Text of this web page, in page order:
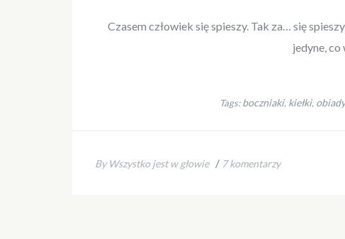
Czasem człowiek się spieszy. Tak za… się
jedyne, co
Tags:boczniaki, kiełki,
By Wszystko jest w głowie / 7 komentarzy